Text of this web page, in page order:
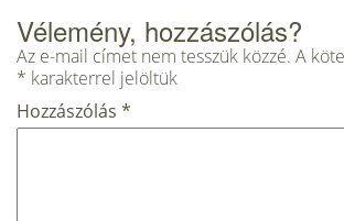
Vélemény, hozzászólás?
Az e-mail címet nem tesszük közzé. A
* karakterrel jelöltük
Hozzászólás *